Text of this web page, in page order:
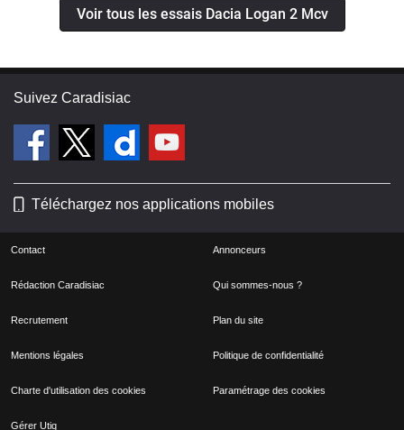
Voir tous les essais Dacia Logan 2 Mcv
Suivez Caradisiac
Téléchargez nos applications mobiles
Contact Annonceurs
Rédaction Caradisiac Qui sommes-nous ?
Recrutement Plan du site
Mentions légales Politique de confidentialité
Charte d'utilisation des cookies Paramétrage des cookies
Gérer Utiq